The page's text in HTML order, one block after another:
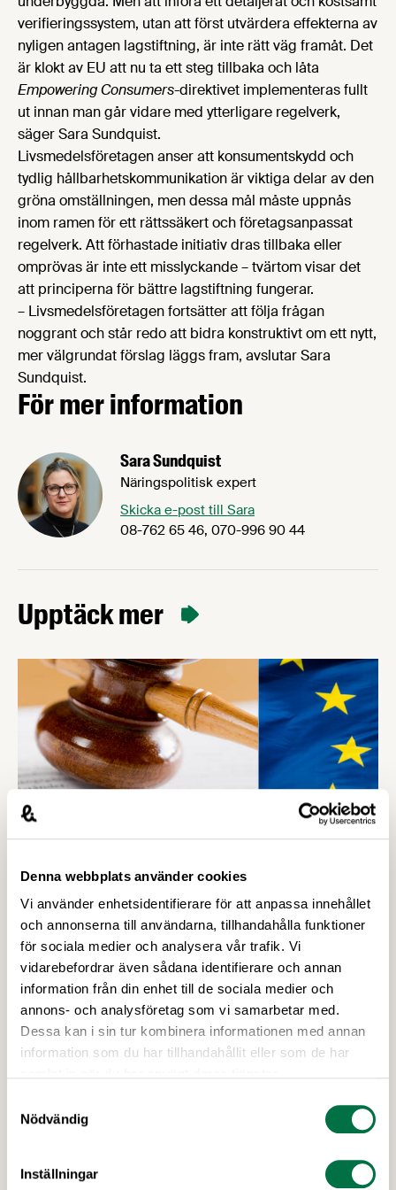
Denna webbplats använder cookies
Vi använder enhetsidentifierare för att anpassa innehållet
och annonserna till användarna, tillhandahålla funktioner
för sociala medier och analysera vår trafik. Vi
vidarebefordrar även sådana identifierare och annan
information från din enhet till de sociala medier och
annons- och analysföretag som vi samarbetar med.
Dessa kan i sin tur kombinera informationen med annan
information som du har tillhandahållit eller som de har
Nödvändig
Inställningar
verifieringssystem, utan att först utvärdera effekterna av
nyligen antagen lagstiftning, är inte rätt väg framåt. Det
är klokt av EU att nu ta ett steg tillbaka och låta
Empowering Consumers-direktivet implementeras fullt
ut innan man går vidare med ytterligare regelverk,
säger Sara Sundquist.
Livsmedelsföretagen anser att konsumentskydd och
tydlig hållbarhetskommunikation är viktiga delar av den
gröna omställningen, men dessa mål måste uppnås
inom ramen för ett rättssäkert och företagsanpassat
regelverk. Att förhastade initiativ dras tillbaka eller
omprövas är inte ett misslyckande – tvärtom visar det
att principerna för bättre lagstiftning fungerar.
– Livsmedelsföretagen fortsätter att följa frågan
noggrant och står redo att bidra konstruktivt om ett nytt,
mer välgrundat förslag läggs fram, avslutar Sara
Sundquist.
För mer information
Sara Sundquist
Näringspolitisk expert
Skicka e-post till Sara
08-762 65 46, 070-996 90 44
Upptäck mer
Livsmedelsföretagens bedömning av
införandet av EU:s
konsumentmaktsdirektiv –
Livsmedelsföretagen
7 APRIL 2026
Livsmedelsföretagen stödjer det grundläggande
syftet med EU:s konsumentmaktsdirektiv och
upprepade möten vägrar Regeringskansliet och
Konsumentverket att klargöra vad som gäller
Livsmedelsföretagen nu sin samlade bedömning